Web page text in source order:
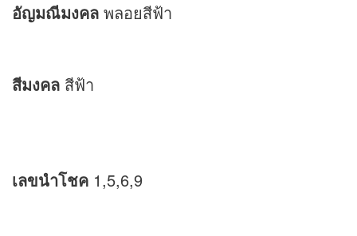
อัญมณีมงคล พลอยสีฟ้า
สีมงคล สีฟ้า
เลขนำโชค 1,5,6,9